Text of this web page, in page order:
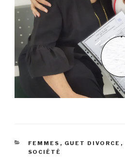
CATEGORIES
FEMMES , GUET DIVORCE ,
SOCIÉTÉ